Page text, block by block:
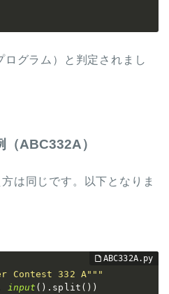
グラム）と判定されまし
ABC332A）
は同じです。以下となりま
Contest 332 A"""
input ( ) . split ( ) )